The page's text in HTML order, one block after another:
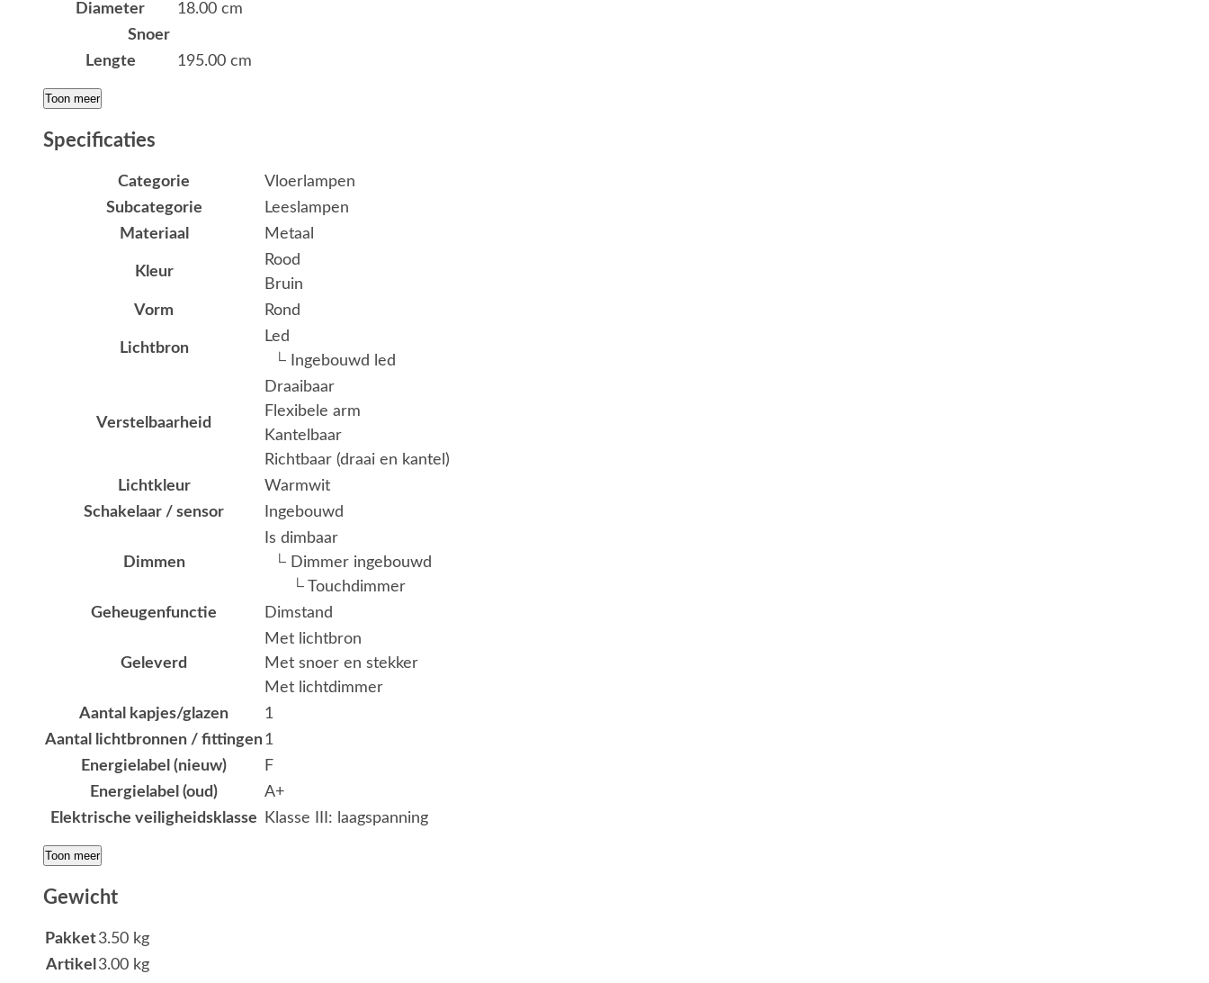
Diameter
18.00 cm
Snoer
Lengte
195.00 cm
Toon meer
Specificaties
Categorie
Vloerlampen
Subcategorie
Leeslampen
Materiaal
Metaal
Kleur
Rood
Bruin
Vorm
Rond
Lichtbron
Led
└ Ingebouwd led
Verstelbaarheid
Draaibaar
Flexibele arm
Kantelbaar
Richtbaar (draai en kantel)
Lichtkleur
Warmwit
Schakelaar / sensor
Ingebouwd
Dimmen
Is dimbaar
└ Dimmer ingebouwd
└ Touchdimmer
Geheugenfunctie
Dimstand
Geleverd
Met lichtbron
Met snoer en stekker
Met lichtdimmer
Aantal kapjes/glazen
1
Aantal lichtbronnen / fittingen1
Energielabel (nieuw)
F
Energielabel (oud)
A+
Elektrische veiligheidsklasse
Klasse III: laagspanning
Toon meer
Gewicht
Pakket3.50 kg
Artikel 3.00 kg